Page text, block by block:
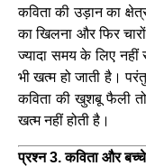
कविता की उड़ान का
का खिलना और फिर
ज्यादा समय के लिए
भी खत्म हो जाती है।
कविता की खुशबू फैली
खत्म नहीं होती है।
प्रश्न 3. कविता और